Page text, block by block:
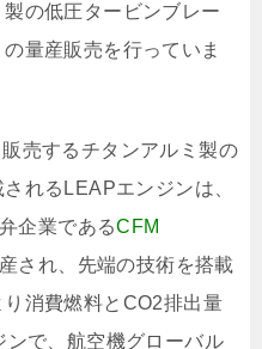
の低圧タービンブレー
量産販売を行っていま
販売するチタンアルミ製の
れるLEAPエンジンは、
企業であるCFM
され、先端の技術を搭載
消費燃料とCO2排出量
ンで、航空機グローバル